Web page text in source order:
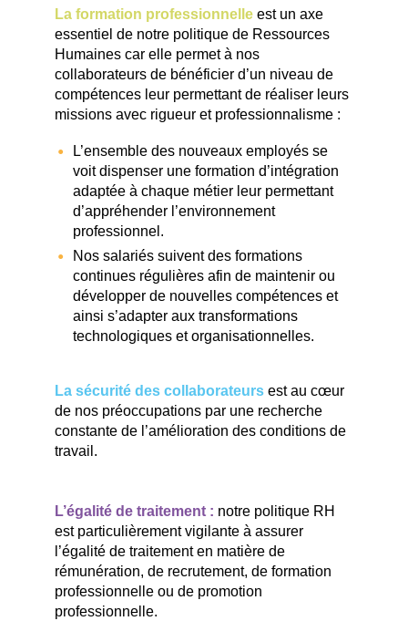
La formation professionnelle est un axe
essentiel de notre politique de Ressources
Humaines car elle permet à nos
collaborateurs de bénéficier d’un niveau de
compétences leur permettant de réaliser leurs
missions avec rigueur et professionnalisme :
L’ensemble des nouveaux employés se
voit dispenser une formation d’intégration
adaptée à chaque métier leur permettant
d’appréhender l’environnement
professionnel.
Nos salariés suivent des formations
continues régulières afin de maintenir ou
développer de nouvelles compétences et
ainsi s’adapter aux transformations
technologiques et organisationnelles.
La sécurité des collaborateurs est au cœur
de nos préoccupations par une recherche
constante de l’amélioration des conditions de
travail.
L’égalité de traitement : notre politique RH
est particulièrement vigilante à assurer
l’égalité de traitement en matière de
rémunération, de recrutement, de formation
professionnelle ou de promotion
professionnelle.